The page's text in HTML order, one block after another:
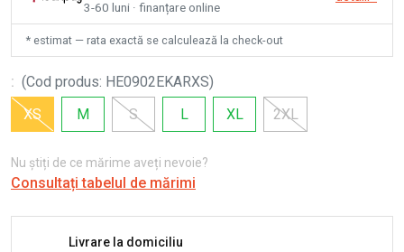
3-60 luni · finanțare online
* estimat — rata exactă se calculează la check-out
: (Cod produs: HE0902EKARXS)
XS
M S L XL 2XL
Nu știți de ce mărime aveți nevoie?
Consultați tabelul de mărimi
Livrare la domiciliu